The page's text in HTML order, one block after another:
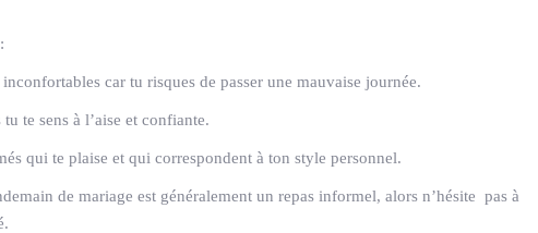
car tu risques de passer une mauvaise journée.
te sens à l’aise et confiante.
qui te plaise et qui correspondent à ton style personnel.
de mariage est généralement un repas informel, alors n’hésite pas à